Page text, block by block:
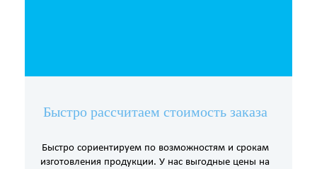
Быстро рассчитаем стоимость заказа
Быстро сориентируем по возможностям и срокам
изготовления продукции. У нас выгодные цены на